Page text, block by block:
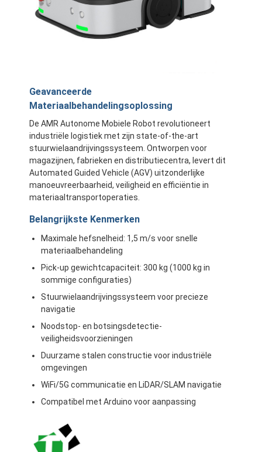
Thuis
Producten
Geavanceerde
Materiaalbehandelingsoplossing
De AMR Autonome Mobiele Robot revolutioneert
industriële logistiek met zijn state-of-the-art
stuurwielaandrijvingssysteem. Ontworpen voor
magazijnen, fabrieken en distributiecentra, levert dit
Automated Guided Vehicle (AGV) uitzonderlijke
manoeuvreerbaarheid, veiligheid en efficiëntie in
materiaaltransportoperaties.
Belangrijkste Kenmerken
Maximale hefsnelheid: 1,5 m/s voor snelle
materiaalbehandeling
Pick-up gewichtcapaciteit: 300 kg (1000 kg in
sommige configuraties)
Stuurwielaandrijvingssysteem voor precieze
navigatie
Noodstop- en botsingsdetectie-
veiligheidsvoorzieningen
Duurzame stalen constructie voor industriële
omgevingen
WiFi/5G communicatie en LiDAR/SLAM navigatie
Compatibel met Arduino voor aanpassing